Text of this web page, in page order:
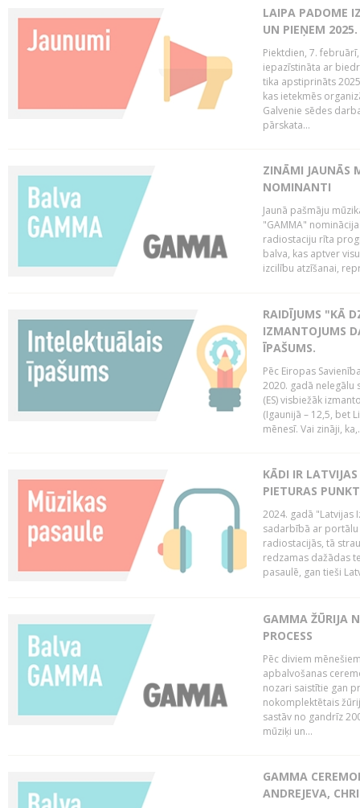
LAIPA PADOME
UN PIEŅEM
Piektdien, 7.
iepazīstināta ar
tika apstiprināts
kas ietekmēs
Galvenie sēdes
pārskata...
ZINĀMI JAUNĀS
NOMINANTI
Jaunā pašmāju
"GAMMA"
radiostaciju rīta
balva, kas aptver
izcilību atzīšanai,
RAIDĪJUMS "KĀ
IZMANTOJUMS
ĪPAŠUMS.
Pēc Eiropas
2020. gadā nelegālu
(ES) visbiežāk
(Igaunijā – 12,5, bet
mēnesī. Vai zināji,
KĀDI IR
PIETURAS
2024. gadā "Latvijas
sadarbībā ar portālu
radiostacijās, tā
redzamas dažādas
pasaulē, gan tieši
GAMMA ŽŪRIJA
PROCESS
Pēc diviem
apbalvošanas
nozari saistītie gan
nokomplektētais
sastāv no gandrīz
mūziķi un...
GAMMA
ANDREJEVA,